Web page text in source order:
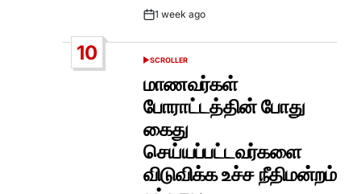
Post1 week ago
10
POSTED
SCROLLER
மாணவர்கள்
போராட்டத்தின் போது
கைது
செய்யப்பட்டவர்களை
விடுவிக்க உச்ச நீதிமன்றம்